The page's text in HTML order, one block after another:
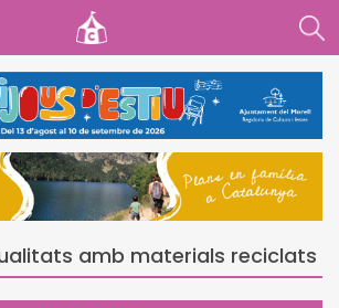
amb materials reciclats